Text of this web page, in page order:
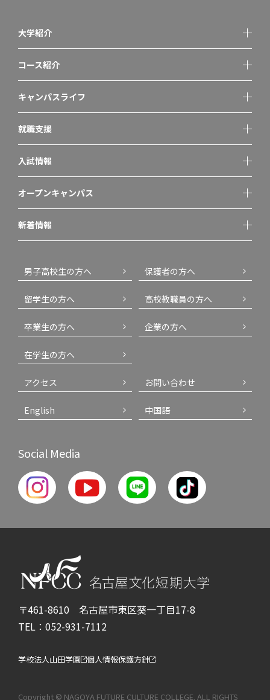
大学紹介
コース紹介
キャンパスライフ
就職支援
入試情報
オープンキャンパス
新着情報
男子高校生の方へ 保護者の方へ
留学生の方へ 高校教職員の方へ
卒業生の方へ 企業の方へ
在学生の方へ
アクセス お問い合わせ
English 中国語
Social Media
〒461-8610 名古屋市東区葵一丁目17-8
TEL：052-931-7112
学校法人山田学園 個人情報保護方針
Copyright © NAGOYA FUTURE CULTURE COLLEGE. ALL RIGHTS